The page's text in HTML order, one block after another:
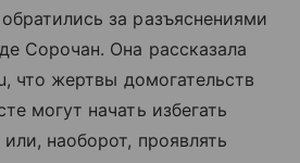
за разъяснениями
Сорочан. Она рассказала
что жертвы домогательств
могут начать избегать
наоборот, проявлять